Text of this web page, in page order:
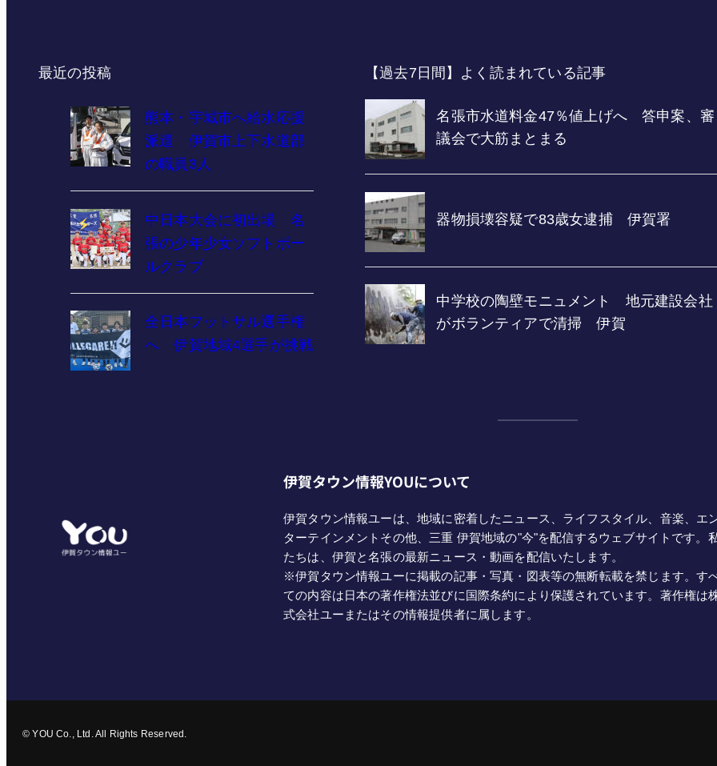
最近の投稿
熊本・宇城市へ給水応援
派遣 伊賀市上下水道部
の職員3人
中日本大会に初出場 名
張の少年少女ソフトボー
ルクラブ
全日本フットサル選手権
へ 伊賀地域4選手が挑戦
【過去7日間】よく読まれている記事
伊賀タウン情報YOUについて
伊賀タウン情報ユーは、地域に密着したニュース、ライフスタイル、音楽、エ
ターテインメントその他、三重 伊賀地域の"今"を配信するウェブサイトです。
たちは、伊賀と名張の最新ニュース・動画を配信いたします。
※伊賀タウン情報ユーに掲載の記事・写真・図表等の無断転載を禁じます。す
ての内容は日本の著作権法並びに国際条約により保護されています。著作権は
式会社ユーまたはその情報提供者に属します。
© YOU Co., Ltd. All Rights Reserved.